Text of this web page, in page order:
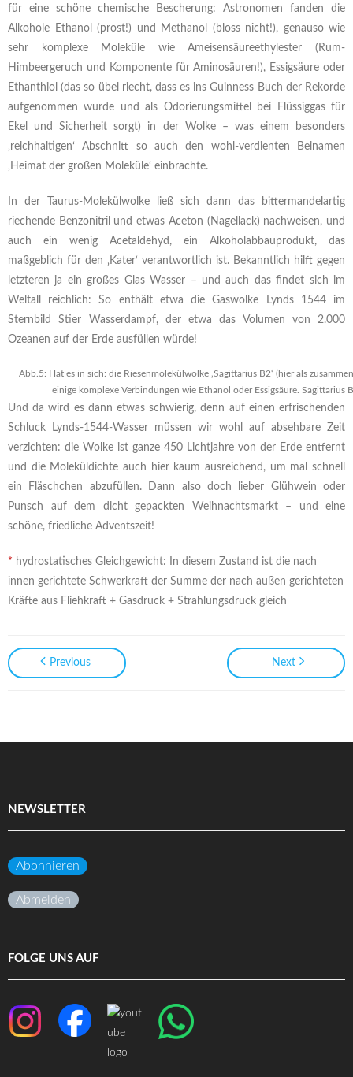
für eine schöne chemische Bescherung: Astronomen fanden die
Alkohole Ethanol (prost!) und Methanol (bloss nicht!), genauso wie
sehr komplexe Moleküle wie Ameisensäureethylester (Rum-
Himbeergeruch und Komponente für Aminosäuren!), Essigsäure oder
Ethanthiol (das so übel riecht, dass es ins Guinness Buch der Rekorde
aufgenommen wurde und als Odorierungsmittel bei Flüssiggas für
Ekel und Sicherheit sorgt) in der Wolke – was einem besonders
‚reichhaltigen‘ Abschnitt so auch den wohl-verdienten Beinamen
‚Heimat der großen Moleküle‘ einbrachte.
In der Taurus-Molekülwolke ließ sich dann das bittermandelartig
riechende Benzonitril und etwas Aceton (Nagellack) nachweisen, und
auch ein wenig Acetaldehyd, ein Alkoholabbauprodukt, das
maßgeblich für den ‚Kater‘ verantwortlich ist. Bekanntlich hilft gegen
letzteren ja ein großes Glas Wasser – und auch das findet sich im
Weltall reichlich: So enthält etwa die Gaswolke Lynds 1544 im
Sternbild Stier Wasserdampf, der etwa das Volumen von 2.000
Ozeanen auf der Erde ausfüllen würde!
Abb.5: Hat es in sich: die Riesenmolekülwolke ‚Sagittarius B2‘ (hier als
einige komplexe Verbindungen wie Ethanol oder Essigsäure.
Und da wird es dann etwas schwierig, denn auf einen erfrischenden
Schluck Lynds-1544-Wasser müssen wir wohl auf absehbare Zeit
verzichten: die Wolke ist ganze 450 Lichtjahre von der Erde entfernt
und die Moleküldichte auch hier kaum ausreichend, um mal schnell
ein Fläschchen abzufüllen. Dann also doch lieber Glühwein oder
Punsch auf dem dicht gepackten Weihnachtsmarkt – und eine
schöne, friedliche Adventszeit!
* hydrostatisches Gleichgewicht: In diesem Zustand ist die nach
innen gerichtete Schwerkraft der Summe der nach außen gerichteten
Kräfte aus Fliehkraft + Gasdruck + Strahlungsdruck gleich
Previous Next
NEWSLETTER
Abonnieren
Abmelden
FOLGE UNS AUF